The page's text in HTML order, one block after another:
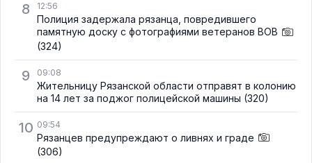
8 12:56
Полиция задержала рязанца, повредившего
памятную доску с фотографиями ветеранов ВОВ
(324)
9 09:08
Жительницу Рязанской области отправят в колонию
на 14 лет за поджог полицейской машины (320)
10 09:54
Рязанцев предупреждают о ливнях и граде
(306)